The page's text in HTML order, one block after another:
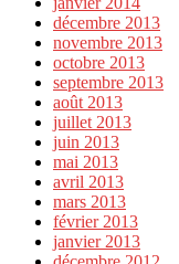
décembre 2013
novembre 2013
octobre 2013
septembre 2013
août 2013
juillet 2013
juin 2013
mai 2013
avril 2013
mars 2013
février 2013
janvier 2013